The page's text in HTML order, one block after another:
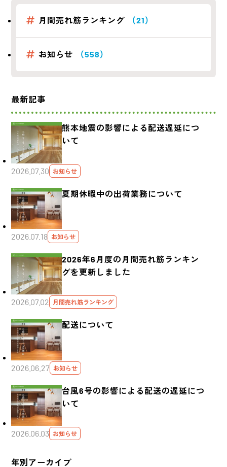
月間売れ筋ランキング （21）
お知らせ （558）
最新記事
熊本地震の影響による配送遅延につ
いて
2026.07.30 お知らせ
夏期休暇中の出荷業務について
2026.07.18 お知らせ
2026年6月度の月間売れ筋ランキン
グを更新しました
2026.07.02 月間売れ筋ランキング
配送について
2026.06.27 お知らせ
台風6号の影響による配送の遅延につ
いて
2026.06.03 お知らせ
年別アーカイブ